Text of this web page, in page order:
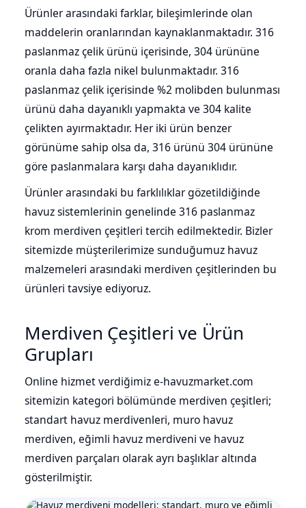
Ürünler arasındaki farklar, bileşimlerinde olan
maddelerin oranlarından kaynaklanmaktadır. 316
paslanmaz çelik ürünü içerisinde, 304 ürününe
oranla daha fazla nikel bulunmaktadır. 316
paslanmaz çelik içerisinde %2 molibden bulunması
ürünü daha dayanıklı yapmakta ve 304 kalite
çelikten ayırmaktadır. Her iki ürün benzer
görünüme sahip olsa da, 316 ürünü 304 ürününe
göre paslanmalara karşı daha dayanıklıdır.
Ürünler arasındaki bu farklılıklar gözetildiğinde
havuz sistemlerinin genelinde 316 paslanmaz
krom merdiven çeşitleri tercih edilmektedir. Bizler
sitemizde müşterilerimize sunduğumuz havuz
malzemeleri arasındaki merdiven çeşitlerinden bu
ürünleri tavsiye ediyoruz.
Merdiven Çeşitleri ve Ürün
Grupları
Online hizmet verdiğimiz e-havuzmarket.com
sitemizin kategori bölümünde merdiven çeşitleri;
standart havuz merdivenleri, muro havuz
merdiven, eğimli havuz merdiveni ve havuz
merdiven parçaları olarak ayrı başlıklar altında
gösterilmiştir.